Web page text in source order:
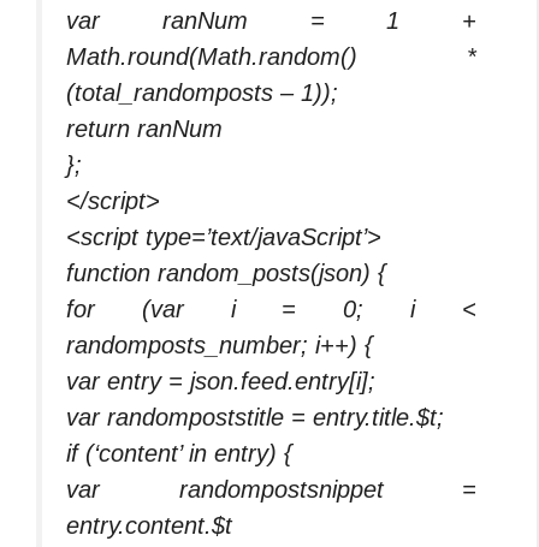
var ranNum = 1 +
Math.round(Math.random() *
(total_randomposts – 1));
return ranNum
};
</script>
<script type=’text/javaScript’>
function random_posts(json) {
for (var i = 0; i <
randomposts_number; i++) {
var entry = json.feed.entry[i];
var randompoststitle = entry.title.$t;
if (‘content’ in entry) {
var randompostsnippet =
entry.content.$t